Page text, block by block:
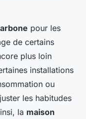
pour les
de certains
plus loin
installations
ou
les habitudes
la maison